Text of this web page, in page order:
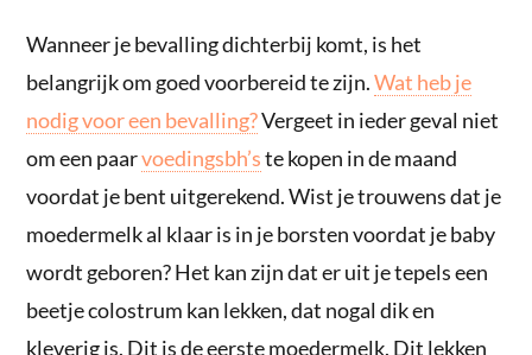
Wanneer je bevalling dichterbij komt, is het
belangrijk om goed voorbereid te zijn.Wat heb je
nodig voor een bevalling?Vergeet in ieder geval niet
om een paarvoedingsbh’ste kopen in de maand
voordat je bent uitgerekend. Wist je trouwens dat je
moedermelk al klaar is in je borsten voordat je baby
wordt geboren? Het kan zijn dat er uit je tepels een
beetje colostrum kan lekken, dat nogal dik en
kleverig is. Dit is de eerste moedermelk. Dit lekken